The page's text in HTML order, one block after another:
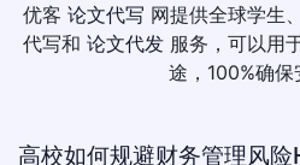
优客 论文代写 网提供全球学生
代写和 论文代发 服务，可以用
途，100%确保